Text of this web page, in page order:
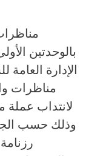
بالوحدتين
الإدارة العامة
لانتداب عملة
وذلك حسب